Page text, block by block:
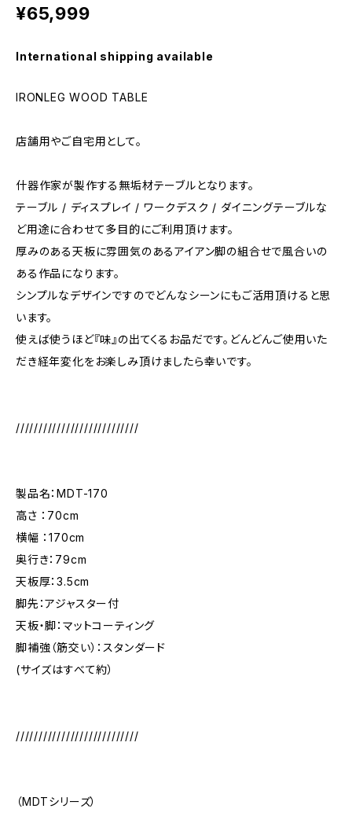
¥65,999
International shipping available
IRONLEG WOOD TABLE
店舗用やご自宅用として。
什器作家が製作する無垢材テーブルとなります。
テーブル / ディスプレイ / ワークデスク / ダイニングテーブルな
ど用途に合わせて多目的にご利用頂けます。
厚みのある天板に雰囲気のあるアイアン脚の組合せで風合いの
ある作品になります。
シンプルなデザインですのでどんなシーンにもご活用頂けると思
います。
使えば使うほど『味』の出てくるお品だです。どんどんご使用いた
だき経年変化をお楽しみ頂けましたら幸いです。
///////////////////////////
製品名：MDT-170
高さ ：70cm
横幅 ：170cm
奥行き：79cm
天板厚：3.5cm
脚先：アジャスター付
天板・脚：マットコーティング
脚補強（筋交い）：スタンダード
(サイズはすべて約）
///////////////////////////
（MDTシリーズ）